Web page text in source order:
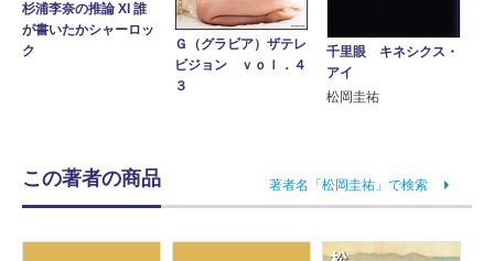
杉浦李奈の推論 XI 誰
が書いたかシャーロッ
ク
Ｇ（グラビア）ザテレ
ビジョン ｖｏｌ．４
３
千里眼 キネシクス・
アイ
松岡圭祐
この著者の商品 著者名「松岡圭祐」で検索